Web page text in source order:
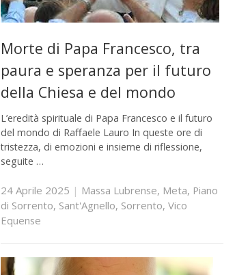
Morte di Papa Francesco, tra
paura e speranza per il futuro
della Chiesa e del mondo
L’eredità spirituale di Papa Francesco e il futuro
del mondo di Raffaele Lauro In queste ore di
tristezza, di emozioni e insieme di riflessione,
seguite …
24 Aprile 2025 | Massa Lubrense, Meta, Piano
di Sorrento, Sant'Agnello, Sorrento, Vico
Equense